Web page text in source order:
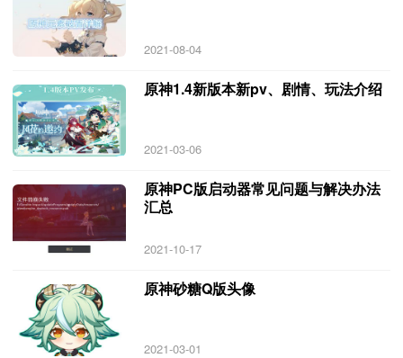
2021-08-04
原神1.4新版本新pv、剧情、玩法介绍
2021-03-06
原神PC版启动器常见问题与解决办法
汇总
2021-10-17
原神砂糖Q版头像
2021-03-01